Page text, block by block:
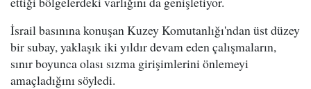
İsrail basınına konuşan Kuzey Komutanlığı'ndan üst düzey
bir subay, yaklaşık iki yıldır devam eden çalışmaların,
sınır boyunca olası sızma girişimlerini önlemeyi
amaçladığını söyledi.